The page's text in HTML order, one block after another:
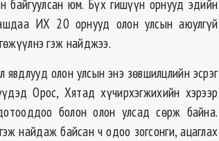
байгуулсан юм. Бүх гишүүн орнууд эдийн
ИХ 20 орнууд олон улсын аюулгүй
гэж найджээ.
олон улсын энэ зөвшилцлийн эсрэг
Орос, Хятад хүчирхэгжихийн хэрээр
болон олон улсад сөрж байна.
найдаж байсан ч одоо зогсонги, ацаглах